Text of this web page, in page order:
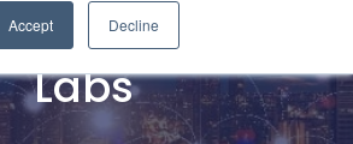
Accept Decline
Granite River
Labs